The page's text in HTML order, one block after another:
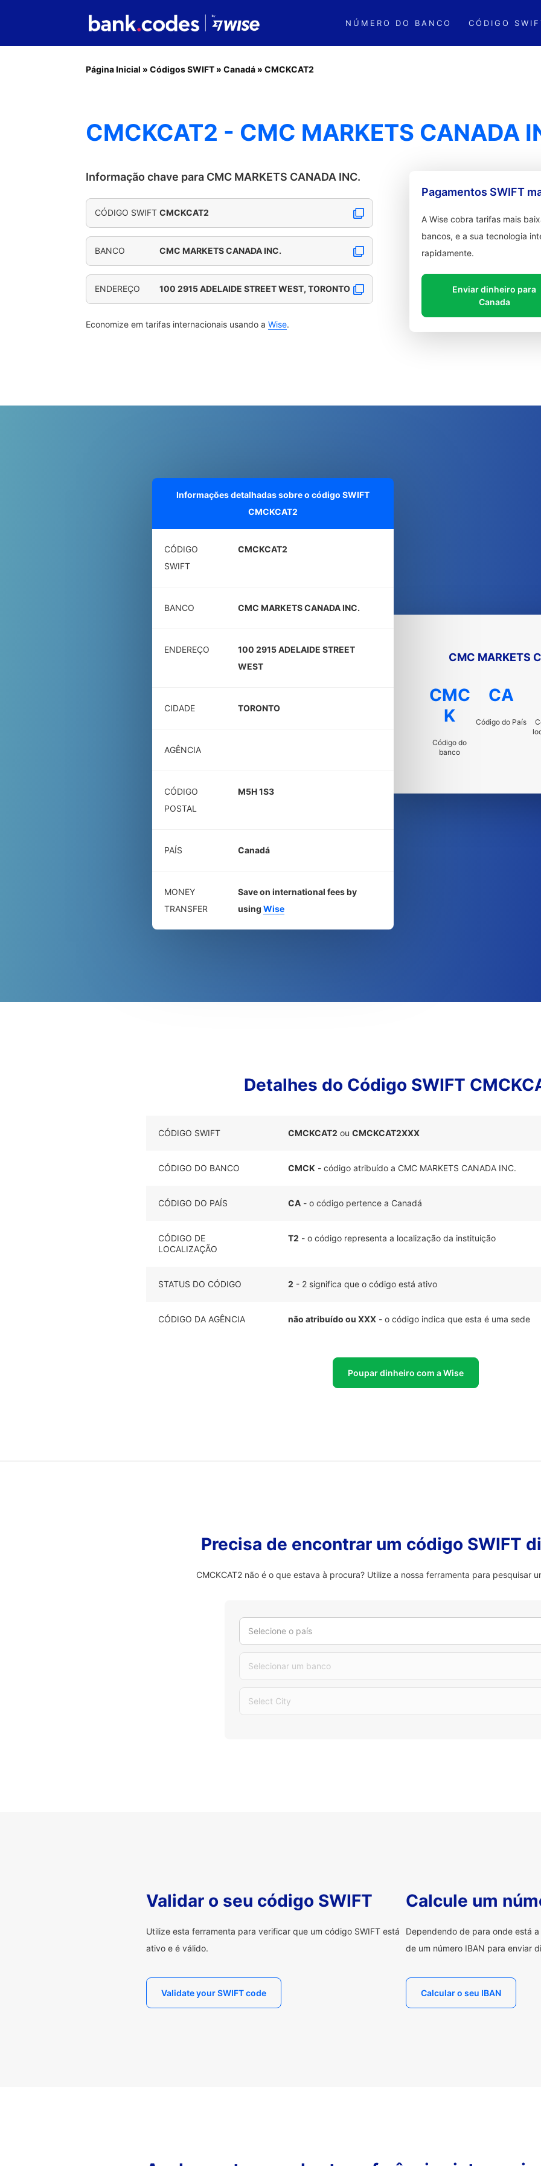
NÚMERO DO BANCO CÓDIGO
Página Inicial » Códigos SWIFT » Canadá » CMCKCAT2
CMCKCAT2 - CMC MARKETS CANADA
Informação chave para CMC MARKETS CANADA INC.
CÓDIGO SWIFT CMCKCAT2
BANCO CMC MARKETS CANADA INC.
ENDEREÇO 100 2915 ADELAIDE STREET WEST, TORONTO
Economize em tarifas internacionais usando a Wise.
Pagamentos SWIFT
A Wise cobra tarifas mais
bancos, e a sua tecnologia
rapidamente.
Enviar dinheiro para
Canada
Informações detalhadas sobre o código SWIFT
CMCKCAT2
CÓDIGO
SWIFT
CMCKCAT2
BANCO CMC MARKETS CANADA INC.
ENDEREÇO
100 2915 ADELAIDE STREET
WEST
CIDADE TORONTO
AGÊNCIA
CÓDIGO
POSTAL
M5H 1S3
PAÍS Canadá
MONEY
TRANSFER
Save on international fees by
using Wise
CMC MARKETS
CMC
K
Código do
banco
CA
Código do País
Detalhes do Código SWIFT
CÓDIGO SWIFT CMCKCAT2 ou CMCKCAT2XXX
CÓDIGO DO BANCO CMCK - código atribuído a CMC MARKETS CANADA INC.
CÓDIGO DO PAÍS CA - o código pertence a Canadá
CÓDIGO DE
LOCALIZAÇÃO
T2 - o código representa a localização da instituição
STATUS DO CÓDIGO 2 - 2 significa que o código está ativo
CÓDIGO DA AGÊNCIA não atribuído ou XXX - o código indica que esta é uma sede
Poupar dinheiro com a Wise
Precisa de encontrar um código SWIFT
CMCKCAT2 não é o que estava à procura? Utilize a nossa ferramenta para pesquisar
Selecione o país
Selecionar um banco
Select City
Validar o seu código SWIFT
Utilize esta ferramenta para verificar que um código SWIFT está
ativo e é válido.
Validate your SWIFT code
Calcule um
Dependendo de para onde está
de um número IBAN para enviar
Calcular o seu IBAN